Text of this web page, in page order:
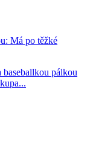
Má po těžké
pálkou